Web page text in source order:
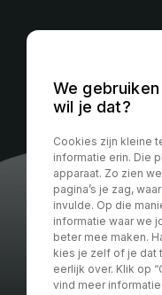
Privacy policy
We
wil je dat?
Cookies zijn kleine
informatie erin. Die
apparaat. Zo zien
pagina’s je zag,
invulde. Op die
informatie waar we
beter mee maken.
kies je zelf of je dat
eerlijk over. Klik op
vind meer